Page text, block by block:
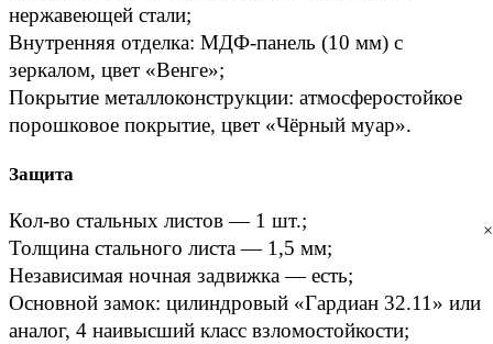
нержавеющей стали;
Внутренняя отделка: МДФ-панель (10 мм) с
зеркалом, цвет «Венге»;
Покрытие металлоконструкции: атмосферостойкое
порошковое покрытие, цвет «Чёрный муар».
Защита
Кол-во стальных листов — 1 шт.;
Толщина стального листа — 1,5 мм;
Независимая ночная задвижка — есть;
Основной замок: цилиндровый «Гардиан 32.11» или
аналог, 4 наивысший класс взломостойкости;
×